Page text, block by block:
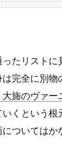
たリストに
は完全に別物
大旆のヴァー
くという根
ついてはか